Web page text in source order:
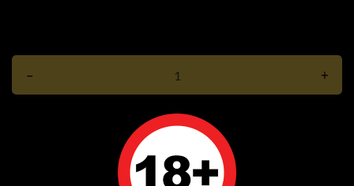
– +
Ajouter au panier
Rupture de stock